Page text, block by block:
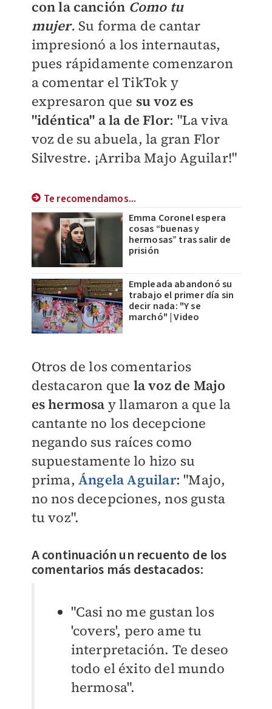
con la canción Como tu
mujer. Su forma de cantar
impresionó a los internautas,
pues rápidamente comenzaron
a comentar el TikTok y
expresaron que su voz es
"idéntica" a la de Flor: "La viva
voz de su abuela, la gran Flor
Silvestre. ¡Arriba Majo Aguilar!"
Te recomendamos...
Emma Coronel espera
cosas “buenas y
hermosas” tras salir de
prisión
Empleada abandonó su
trabajo el primer día sin
decir nada: "Y se
marchó" | Video
Otros de los comentarios
destacaron que la voz de Majo
es hermosa y llamaron a que la
cantante no los decepcione
negando sus raíces como
supuestamente lo hizo su
prima, Ángela Aguilar: "Majo,
no nos decepciones, nos gusta
tu voz".
A continuación un recuento de los
comentarios más destacados:
"Casi no me gustan los
'covers', pero ame tu
interpretación. Te deseo
todo el éxito del mundo
hermosa".